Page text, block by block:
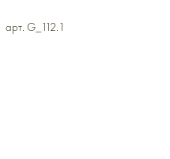
арт. G_112.1